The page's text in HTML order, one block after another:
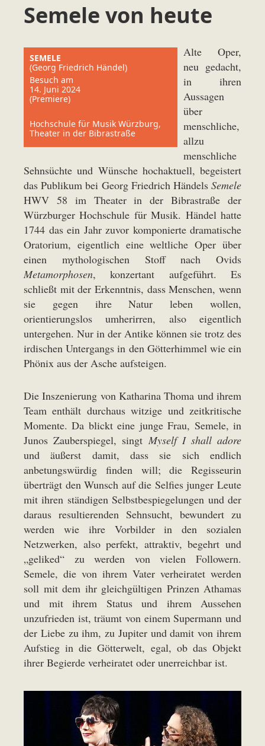
Semele von heute
SEMELE
(Georg Friedrich Händel)
Besuch am
14. Juni 2024
(Premiere)
Hochschule für Musik Würzburg,
Theater in der Bibrastraße
Alte Oper,
neu gedacht,
in ihren
Aussagen
über
menschliche,
allzu
menschliche
Sehnsüchte und Wünsche hochaktuell, begeistert
das Publikum bei Georg Friedrich Händels Semele
HWV 58 im Theater in der Bibrastraße der
Würzburger Hochschule für Musik. Händel hatte
1744 das ein Jahr zuvor komponierte dramatische
Oratorium, eigentlich eine weltliche Oper über
einen mythologischen Stoff nach Ovids
Metamorphosen, konzertant aufgeführt. Es
schließt mit der Erkenntnis, dass Menschen, wenn
sie gegen ihre Natur leben wollen,
orientierungslos umherirren, also eigentlich
untergehen. Nur in der Antike können sie trotz des
irdischen Untergangs in den Götterhimmel wie ein
Phönix aus der Asche aufsteigen.
Die Inszenierung von Katharina Thoma und ihrem
Team enthält durchaus witzige und zeitkritische
Momente. Da blickt eine junge Frau, Semele, in
Junos Zauberspiegel, singt Myself I shall adore
und äußerst damit, dass sie sich endlich
anbetungswürdig finden will; die Regisseurin
überträgt den Wunsch auf die Selfies junger Leute
mit ihren ständigen Selbstbespiegelungen und der
daraus resultierenden Sehnsucht, bewundert zu
werden wie ihre Vorbilder in den sozialen
Netzwerken, also perfekt, attraktiv, begehrt und
„geliked“ zu werden von vielen Followern.
Semele, die von ihrem Vater verheiratet werden
soll mit dem ihr gleichgültigen Prinzen Athamas
und mit ihrem Status und ihrem Aussehen
unzufrieden ist, träumt von einem Supermann und
der Liebe zu ihm, zu Jupiter und damit von ihrem
Aufstieg in die Götterwelt, egal, ob das Objekt
ihrer Begierde verheiratet oder unerreichbar ist.